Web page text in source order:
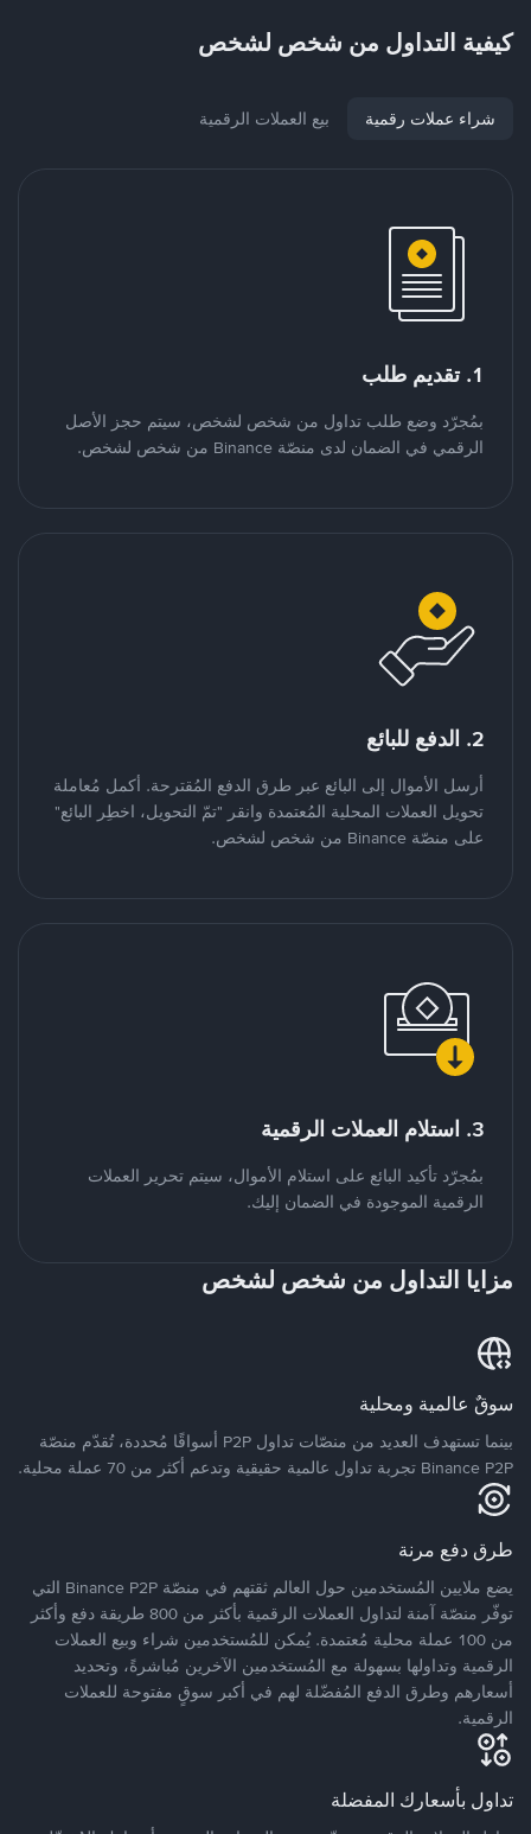
كيفية التداول من شخص لشخص
شراء عملات رقمية بيع العملات الرقمية
1. تقديم طلب
بمُجرّد وضع طلب تداول من شخص لشخص، سيتم حجز الأصل
الرقمي في الضمان لدى منصّة Binance من شخص لشخص.
2. الدفع للبائع
أرسل الأموال إلى البائع عبر طرق الدفع المُقترحة. أكمل مُعاملة
تحويل العملات المحلية المُعتمدة وانقر "تمّ التحويل، اخطِر البائع"
على منصّة Binance من شخص لشخص.
3. استلام العملات الرقمية
بمُجرّد تأكيد البائع على استلام الأموال، سيتم تحرير العملات
الرقمية الموجودة في الضمان إليك.
مزايا التداول من شخص لشخص
سوقٌ عالمية ومحلية
بينما تستهدف العديد من منصّات تداول P2P أسواقًا مُحددة، تُقدّم منصّة
Binance P2P تجربة تداول عالمية حقيقية وتدعم أكثر من 70 عملة محلية.
طرق دفع مرنة
يضع ملايين المُستخدمين حول العالم ثقتهم في منصّة Binance P2P التي
توفّر منصّة آمنة لتداول العملات الرقمية بأكثر من 800 طريقة دفع وأكثر
من 100 عملة محلية مُعتمدة. يُمكن للمُستخدمين شراء وبيع العملات
الرقمية وتداولها بسهولة مع المُستخدمين الآخرين مُباشرةً، وتحديد
أسعارهم وطرق الدفع المُفضّلة لهم في أكبر سوقٍ مفتوحة للعملات
الرقمية.
تداول بأسعارك المفضلة